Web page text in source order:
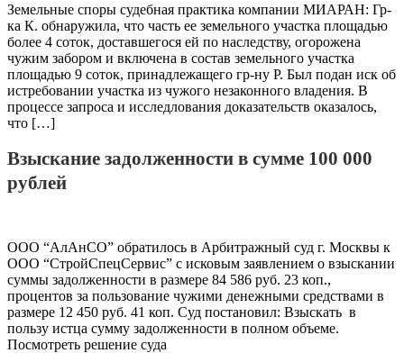
Земельные споры судебная практика компании МИАРАН: Гр-
ка К. обнаружила, что часть ее земельного участка площадью
более 4 соток, доставшегося ей по наследству, огорожена
чужим забором и включена в состав земельного участка
площадью 9 соток, принадлежащего гр-ну Р. Был подан иск об
истребовании участка из чужого незаконного владения. В
процессе запроса и исследлования доказательств оказалось,
что […]
Взыскание задолженности в сумме 100 000
рублей
ООО “АлАнСО” обратилось в Арбитражный суд г. Москвы к
ООО “СтройСпецСервис” с исковым заявлением о взыскании
суммы задолженности в размере 84 586 руб. 23 коп.,
процентов за пользование чужими денежными средствами в
размере 12 450 руб. 41 коп. Суд постановил: Взыскать в
пользу истца сумму задолженности в полном объеме.
Посмотреть решение суда